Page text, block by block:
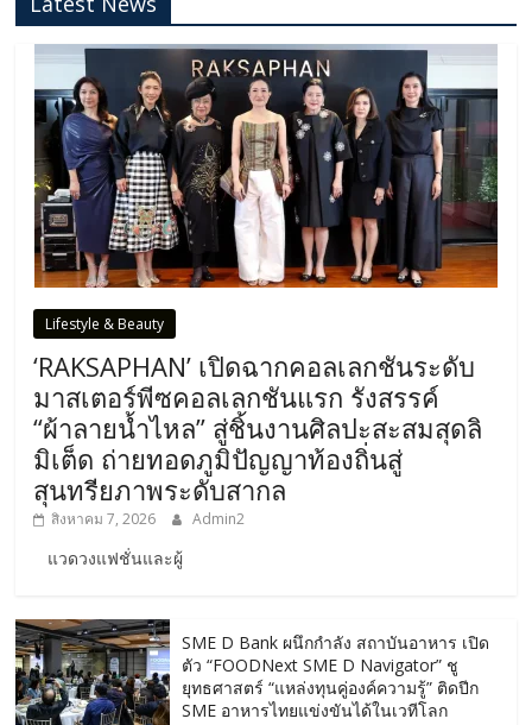
Lifestyle & Beauty
‘RAKSAPHAN’ เปิดฉากคอลเลกชันระดับ
มาสเตอร์พีซคอลเลกชันแรก รังสรรค์
“ผ้าลายน้ำไหล” สู่ชิ้นงานศิลปะสะสมสุดลิ
มิเต็ด ถ่ายทอดภูมิปัญญาท้องถิ่นสู่
สุนทรียภาพระดับสากล
สิงหาคม 7, 2026 Admin2
แวดวงแฟชั่นและผู้
SME D Bank ผนึกกำลัง สถาบันอาหาร เปิด
ตัว “FOODNext SME D Navigator” ชู
ยุทธศาสตร์ “แหล่งทุนคู่องค์ความรู้” ติดปีก
SME อาหารไทยแข่งขันได้ในเวทีโลก